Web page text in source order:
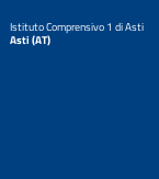
Istituto Comprensivo 1 di Asti
Asti (AT)